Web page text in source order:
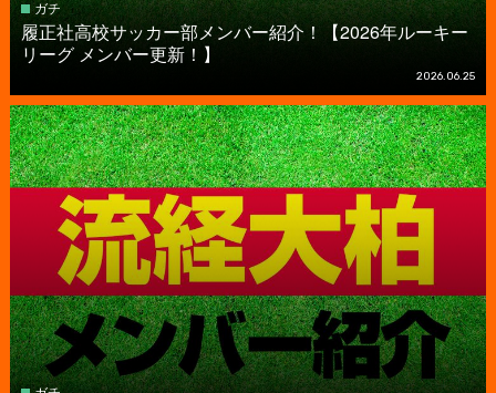
ガチ
履正社高校サッカー部メンバー紹介！【2026年ルーキー
リーグ メンバー更新！】
2026.06.25